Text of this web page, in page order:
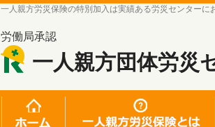
一人親方労災保険の特別加入は実績ある労災センターに
労働局承認
一人親方団体労災